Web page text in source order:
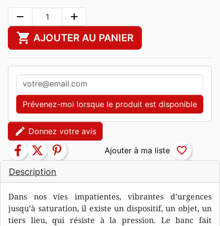
Description
Dans nos vies impatientes, vibrantes d’urgences
jusqu’à saturation, il existe un dispositif, un objet, un
tiers lieu, qui résiste à la pression. Le banc fait
remove add
shopping_cart AJOUTER AU PANIER
Prévenez-moi lorsque le produit est disponible
edit Donnez votre avis
facebook twitter pinterest favorite_border